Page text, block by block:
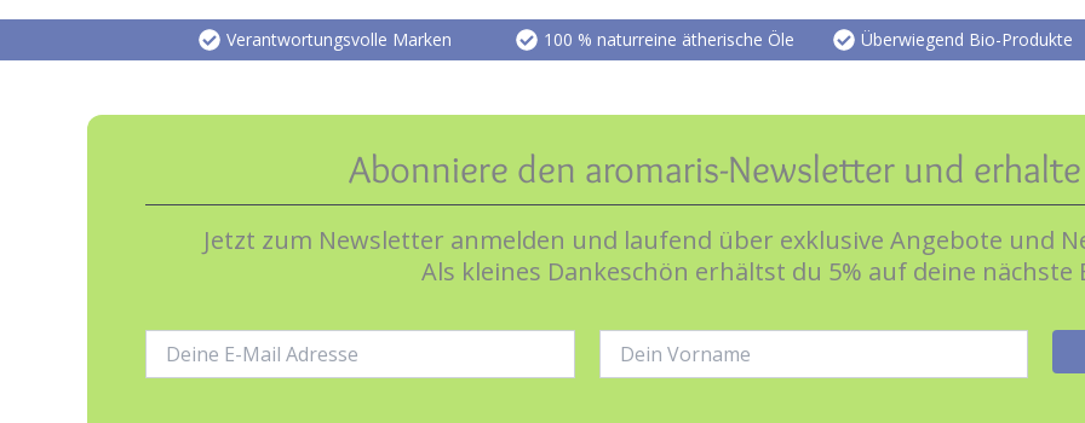
Verantwortungsvolle Marken 100 % naturreine ätherische Öle Überwiegend Bio-Produkte
Abonniere den aromaris-Newsletter und
Jetzt zum Newsletter anmelden und laufend über exklusive Angebote und
Als kleines Dankeschön erhältst du 5% auf deine nächste
Mail-